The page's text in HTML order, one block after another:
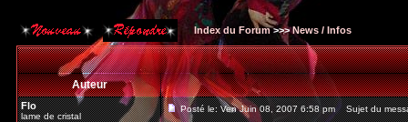
Index du Forum>>>News / Infos
Auteur
Flo
lame de cristal
Posté le: Ven Juin 08, 2007 6:58 pm Sujet du